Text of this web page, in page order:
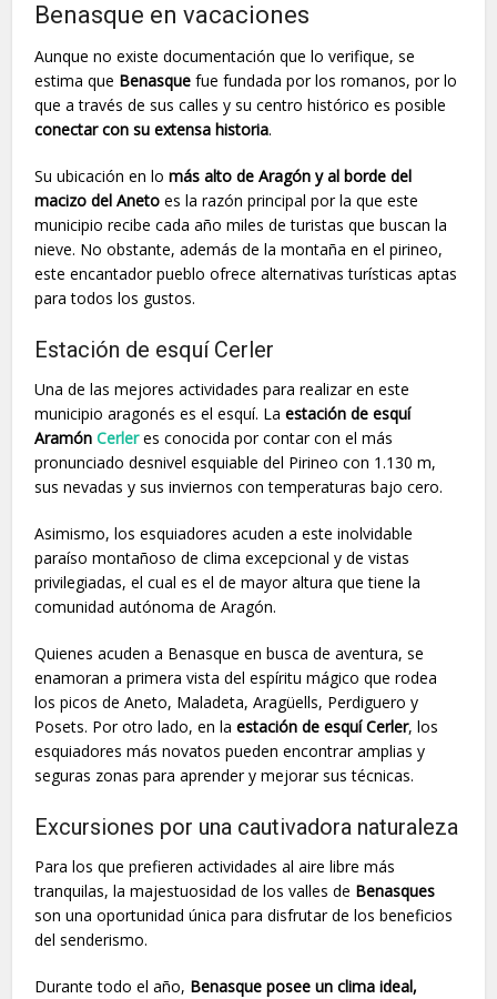
Benasque en vacaciones
Aunque no existe documentación que lo verifique, se
estima que Benasque fue fundada por los romanos, por lo
que a través de sus calles y su centro histórico es posible
conectar con su extensa historia.
Su ubicación en lomás alto de Aragón y al borde del
macizo del Aneto es la razón principal por la que este
municipio recibe cada año miles de turistas que buscan la
nieve. No obstante, además de la montaña en el pirineo,
este encantador pueblo ofrece alternativas turísticas aptas
para todos los gustos.
Estación de esquí Cerler
Una de las mejores actividades para realizar en este
municipio aragonés es el esquí. Laestación de esquí
AramónCerler es conocida por contar con el más
pronunciado desnivel esquiable del Pirineo con 1.130 m,
sus nevadas y sus inviernos con temperaturas bajo cero.
Asimismo, los esquiadores acuden a este inolvidable
paraíso montañoso de clima excepcional y de vistas
privilegiadas, el cual es el de mayor altura que tiene la
comunidad autónoma de Aragón.
Quienes acuden a Benasque en busca de aventura, se
enamoran a primera vista del espíritu mágico que rodea
los picos de Aneto, Maladeta, Aragüells, Perdiguero y
Posets. Por otro lado, en laestación de esquí Cerler, los
esquiadores más novatos pueden encontrar amplias y
seguras zonas para aprender y mejorar sus técnicas.
Excursiones por una cautivadora naturaleza
Para los que prefieren actividades al aire libre más
tranquilas, la majestuosidad de los valles de Benasques
son una oportunidad única para disfrutar de los beneficios
del senderismo.
Durante todo el año, Benasque posee un clima ideal,